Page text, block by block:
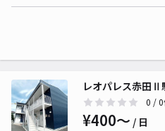
レオパレス赤田Ⅱ
0 /
¥400〜 / 日